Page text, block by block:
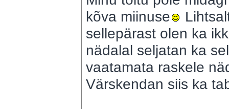
kõva miinuse
sellepärast olen ka
nädalal seljatan ka
vaatamata raskele
Värskendan siis ka